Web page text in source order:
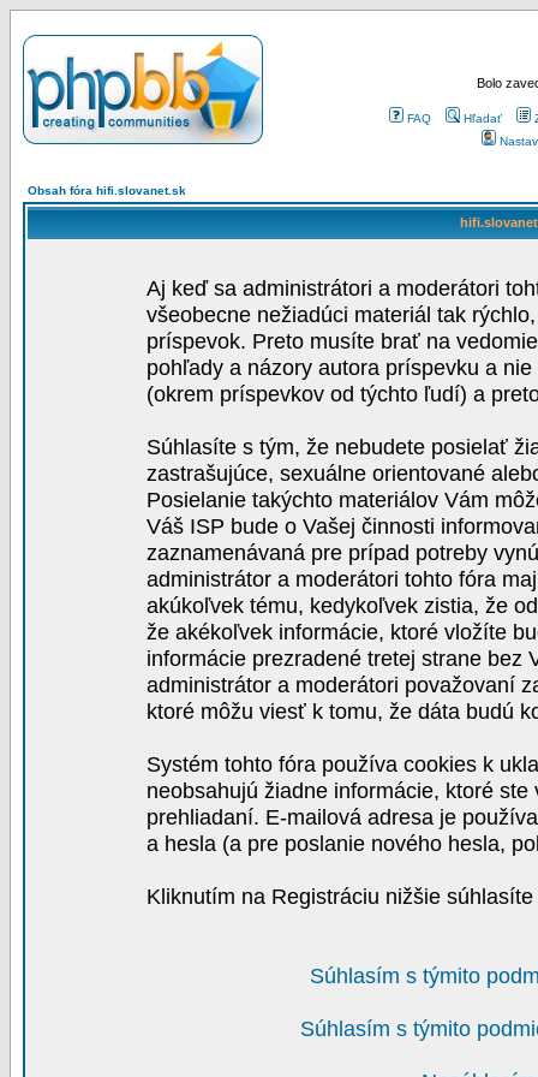
Bolo
FAQ Hľadať
Obsah fóra hifi.slovanet.sk
Aj keď sa administrátori a moderátori
všeobecne nežiadúci materiál tak
príspevok. Preto musíte brať na
pohľady a názory autora príspevku a
(okrem príspevkov od týchto ľudí) a
Súhlasíte s tým, že nebudete posielať
zastrašujúce, sexuálne orientované
Posielanie takýchto materiálov Vám
Váš ISP bude o Vašej činnosti
zaznamenávaná pre prípad potreby
administrátor a moderátori tohto fóra
akúkoľvek tému, kedykoľvek zistia, že
že akékoľvek informácie, ktoré vložíte
informácie prezradené tretej strane bez
administrátor a moderátori považovaní
ktoré môžu viesť k tomu, že dáta budú
Systém tohto fóra používa cookies k
neobsahujú žiadne informácie, ktoré
prehliadaní. E-mailová adresa je
a hesla (a pre poslanie nového hesla,
Kliknutím na Registráciu nižšie
Súhlasím s týmito
Súhlasím s týmito